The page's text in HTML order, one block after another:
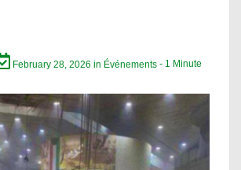
February 28, 2026in Événements - 1 Minute